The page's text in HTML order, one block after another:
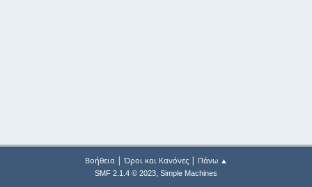
Βοήθεια| Όροι και Κανόνες| Πάνω ▲
SMF 2.1.4 © 2023, Simple Machines